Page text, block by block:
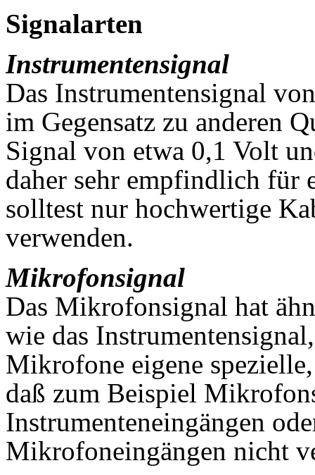
Signalarten
Instrumentensignal
Das Instrumentensignal
im Gegensatz zu anderen
Signal von etwa 0,1 Volt
daher sehr empfindlich für
solltest nur hochwertige
verwenden.
Mikrofonsignal
Das Mikrofonsignal hat
wie das
Mikrofone eigene
daß zum Beispiel
Instrumenteneingängen
Mikrofoneingängen nicht